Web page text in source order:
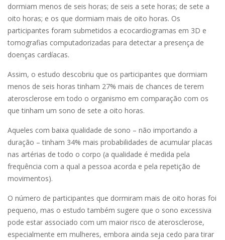
dormiam menos de seis horas; de seis a sete horas; de sete a
oito horas; e os que dormiam mais de oito horas. Os
participantes foram submetidos a ecocardiogramas em 3D e
tomografias computadorizadas para detectar a presença de
doenças cardíacas.
Assim, o estudo descobriu que os participantes que dormiam
menos de seis horas tinham 27% mais de chances de terem
aterosclerose em todo o organismo em comparação com os
que tinham um sono de sete a oito horas.
Aqueles com baixa qualidade de sono – não importando a
duração – tinham 34% mais probabilidades de acumular placas
nas artérias de todo o corpo (a qualidade é medida pela
frequência com a qual a pessoa acorda e pela repetição de
movimentos).
O número de participantes que dormiram mais de oito horas foi
pequeno, mas o estudo também sugere que o sono excessiva
pode estar associado com um maior risco de aterosclerose,
especialmente em mulheres, embora ainda seja cedo para tirar